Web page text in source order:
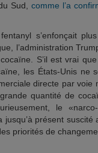
Sud, comme l’a
s’enfonçait
l’administration
S’il est vrai
les États-Unis ne
directe par voie
quantité de
le
jusqu’à présent
priorités de